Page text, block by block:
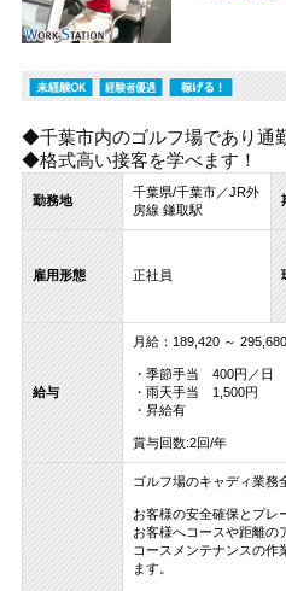
◆千葉市内のゴルフ場であり通
◆格式高い接客を学べます！
勤務地
千葉県/千葉市／JR外
房線 鎌取駅
雇用形態 正社員
給与
月給：189,420 ～
・季節手当 400円／日
・雨天手当 1,500円
・昇給有
賞与回数:2回/年
ゴルフ場のキャディ業務
お客様の安全確保とプレ
お客様へコースや距離の
コースメンテナンスの作
ます。